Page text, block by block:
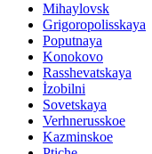
Mihaylovsk
Grigoropolisskaya
Poputnaya
Konokovo
Rasshevatskaya
İzobilni
Sovetskaya
Verhnerusskoe
Kazminskoe